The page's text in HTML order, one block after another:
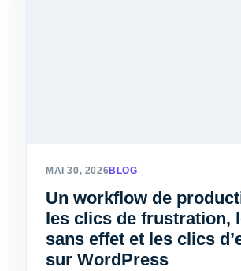
MAI 30, 2026BLOG
Un workflow de
les clics de frustration,
sans effet et les clics
sur WordPress